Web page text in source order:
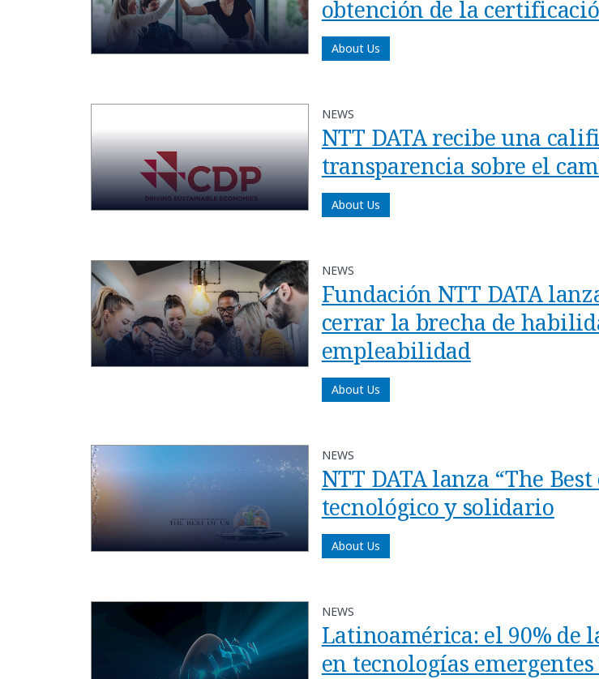
obtención de la
About Us
NEWS
NTT DATA recibe una
transparencia sobre el
About Us
NEWS
Fundación NTT DATA
cerrar la brecha de
empleabilidad
About Us
NEWS
NTT DATA lanza “The
tecnológico y solidario
About Us
NEWS
Latinoamérica: el 90% de
en tecnologías